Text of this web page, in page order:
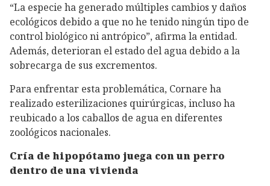
“La especie ha generado múltiples cambios y daños
ecológicos debido a que no he tenido ningún tipo de
control biológico ni antrópico”, afirma la entidad.
Además, deterioran el estado del agua debido a la
sobrecarga de sus excrementos.
Para enfrentar esta problemática, Cornare ha
realizado esterilizaciones quirúrgicas, incluso ha
reubicado a los caballos de agua en diferentes
zoológicos nacionales.
Cría de hipopótamo juega con un perro
dentro de una vivienda